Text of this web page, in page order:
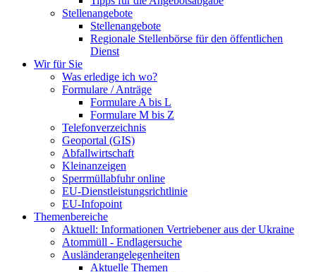
Stellenangebote
Stellenangebote
Regionale Stellenbörse für den öffentlichen
Dienst
Wir für Sie
Was erledige ich wo?
Formulare / Anträge
Formulare A bis L
Formulare M bis Z
Telefonverzeichnis
Geoportal (GIS)
Abfallwirtschaft
Kleinanzeigen
Sperrmüllabfuhr online
EU-Dienstleistungsrichtlinie
EU-Infopoint
Themenbereiche
Aktuell: Informationen Vertriebener aus der Ukraine
Atommüll - Endlagersuche
Ausländerangelegenheiten
Aktuelle Themen